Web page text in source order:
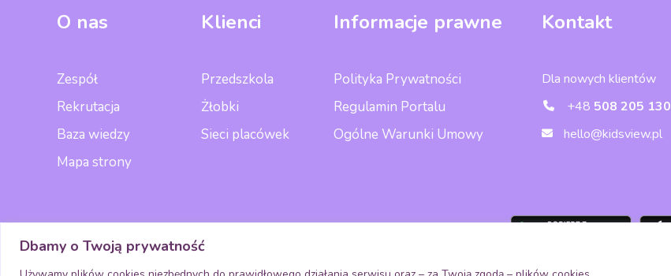
Dbamy o Twoją prywatność
O nas
Zespół
Rekrutacja
Baza wiedzy
Mapa strony
Klienci
Przedszkola
Żłobki
Sieci placówek
Informacje prawne
Polityka Prywatności
Regulamin Portalu
Ogólne Warunki Umowy
Kontakt
Dla nowych klientów
+48 508 205 130
hello@kidsview.pl